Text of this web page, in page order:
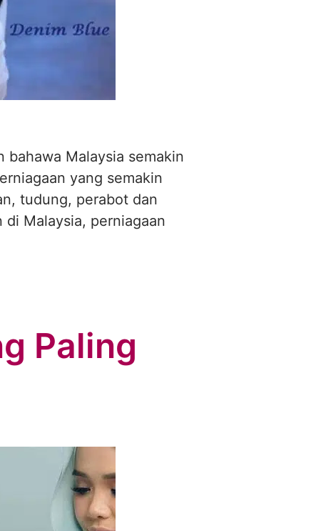
bahawa Malaysia semakin
yang semakin
tudung, perabot dan
Malaysia, perniagaan
Paling